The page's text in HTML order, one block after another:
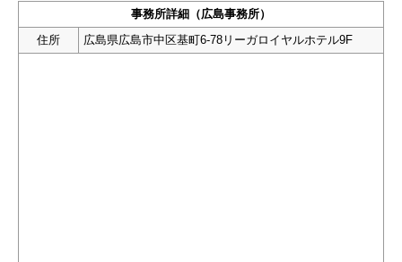
事務所詳細（広島事務所）
住所
広島県広島市中区基町6-78リーガロイヤルホテル9F